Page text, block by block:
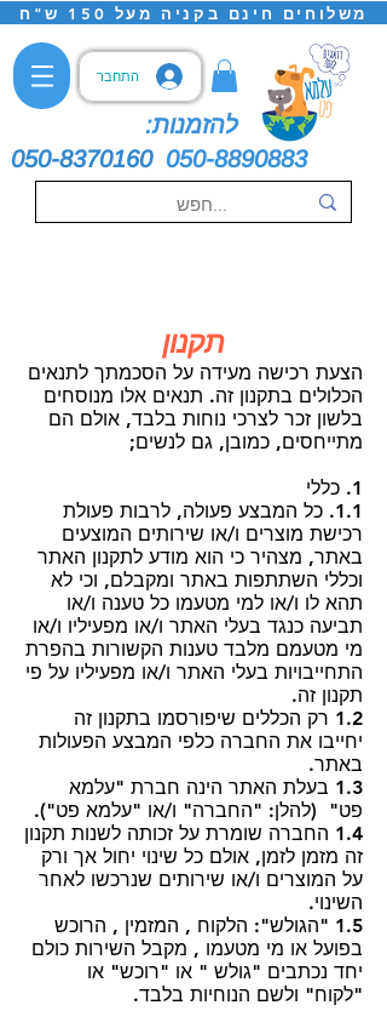
משלוחים חינם בקניה מעל 150 ש"ח
התחבר
להזמנות:
050-8370160 050-8890883
תקנון
הצעת רכישה מעידה על הסכמתך לתנאים
הכלולים בתקנון זה. תנאים אלו מנוסחים
בלשון זכר לצרכי נוחות בלבד, אולם הם
מתייחסים, כמובן, גם לנשים;
1. כללי
1.1. כל המבצע פעולה, לרבות פעולת
רכישת מוצרים ו/או שירותים המוצעים
באתר, מצהיר כי הוא מודע לתקנון האתר
וכללי השתתפות באתר ומקבלם, וכי לא
תהא לו ו/או למי מטעמו כל טענה ו/או
תביעה כנגד בעלי האתר ו/או מפעיליו ו/או
מי מטעמם מלבד טענות הקשורות בהפרת
התחייבויות בעלי האתר ו/או מפעיליו על פי
תקנון זה.
1.2 רק הכללים שיפורסמו בתקנון זה
יחייבו את החברה כלפי המבצע הפעולות
באתר.
1.3 בעלת האתר הינה חברת "עלמא
פט" (להלן: "החברה" ו/או "עלמא פט").
1.4 החברה שומרת על זכותה לשנות תקנון
זה מזמן לזמן, אולם כל שינוי יחול אך ורק
על המוצרים ו/או שירותים שנרכשו לאחר
השינוי.
1.5 "הגולש": הלקוח , המזמין , הרוכש
בפועל או מי מטעמו , מקבל השירות כולם
יחד נכתבים "גולש " או "רוכש" או
"לקוח" ולשם הנוחיות בלבד.